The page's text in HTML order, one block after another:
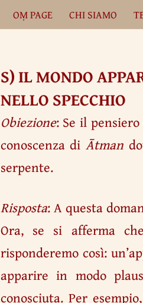
OṂ PAGE CHI SIAMO
S) IL MONDO
NELLO SPECCHIO
Obiezione: Se il
conoscenza diĀtman
serpente.
Risposta: A questa
Ora, se si afferma
risponderemo così:
apparire in modo
conosciuta. Per